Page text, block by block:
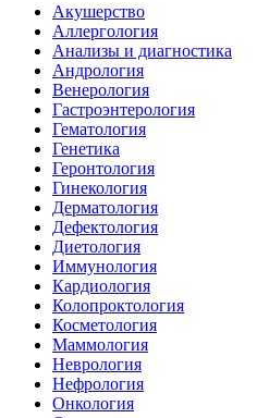
Акушерство
Аллергология
Анализы и диагностика
Андрология
Венерология
Гастроэнтерология
Гематология
Генетика
Геронтология
Гинекология
Дерматология
Дефектология
Диетология
Иммунология
Кардиология
Колопроктология
Косметология
Маммология
Неврология
Нефрология
Онкология